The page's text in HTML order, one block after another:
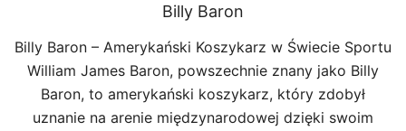
Billy Baron
Billy Baron – Amerykański Koszykarz w Świecie Sportu
William James Baron, powszechnie znany jako Billy
Baron, to amerykański koszykarz, który zdobył
uznanie na arenie międzynarodowej dzięki swoim